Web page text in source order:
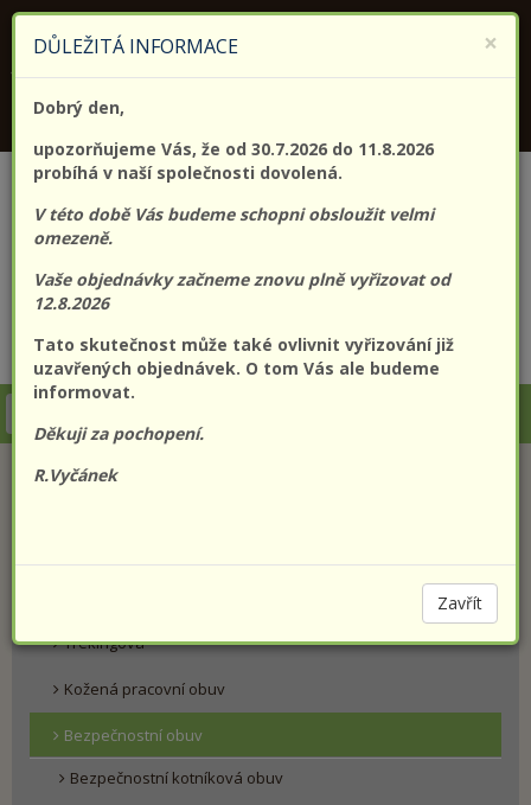
CZK EUR Přihlášení Registrace
Trekingová
Kožená pracovní obuv
Bezpečnostní obuv
Bezpečnostní kotníková obuv
×
DŮLEŽITÁ INFORMACE
Dobrý den,
upozorňujeme Vás, že od 30.7.2026 do 11.8.2026
probíhá v naší společnosti dovolená.
V této době Vás budeme schopni obsloužit velmi
omezeně.
Vaše objednávky začneme znovu plně vyřizovat od
12.8.2026
Tato skutečnost může také ovlivnit vyřizování již
uzavřených objednávek. O tom Vás ale budeme
informovat.
Děkuji za pochopení.
R.Vyčánek
Zavřít